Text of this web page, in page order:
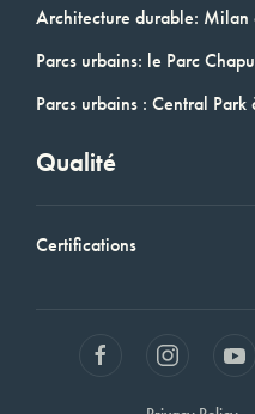
Architecture durable: Milan
Parcs urbains: le Parc
Parcs urbains : Central
Qualité
Certifications